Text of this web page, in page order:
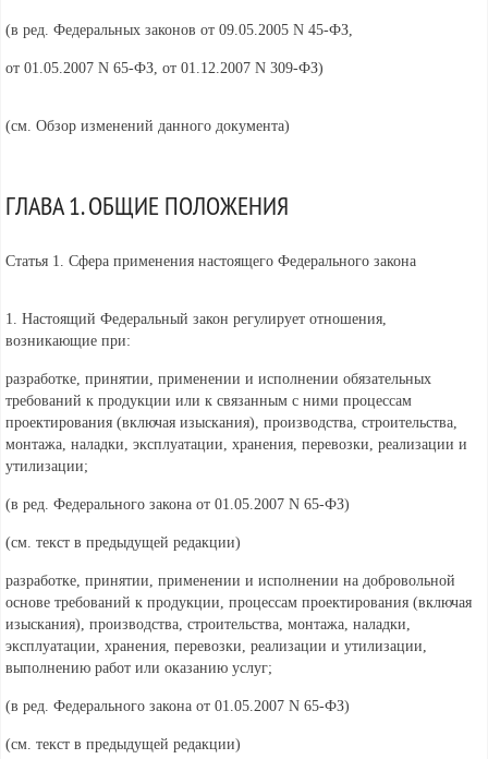
(в ред. Федеральных законов от 09.05.2005N 45-ФЗ,
от 01.05.2007N 65-ФЗ, от 01.12.2007N 309-ФЗ)
(см.Обзор изменений данного документа)
ГЛАВА 1. ОБЩИЕ ПОЛОЖЕНИЯ
Статья 1. Сфера применения настоящего Федерального закона
1. Настоящий Федеральный закон регулирует отношения,
возникающие при:
разработке, принятии, применении и исполнении обязательных
требований к продукции или к связанным с ними процессам
проектирования (включая изыскания), производства, строительства,
монтажа, наладки, эксплуатации, хранения, перевозки, реализации и
утилизации;
(в ред. Федеральногозакона от 01.05.2007 N 65-ФЗ)
(см. текст в предыдущейредакции)
разработке, принятии, применении и исполнении на добровольной
основе требований к продукции, процессам проектирования (включая
изыскания), производства, строительства, монтажа, наладки,
эксплуатации, хранения, перевозки, реализации и утилизации,
выполнению работ или оказанию услуг;
(в ред. Федеральногозакона от 01.05.2007 N 65-ФЗ)
(см. текст в предыдущейредакции)